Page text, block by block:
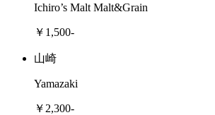
Ichiro’s Malt Malt&Grain
￥1,500-
山崎
Yamazaki
￥2,300-